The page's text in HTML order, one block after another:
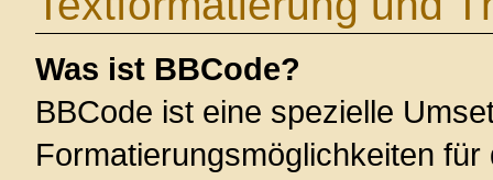
Was ist BBCode?
BBCode ist eine spezielle
Formatierungsmöglichkeiten